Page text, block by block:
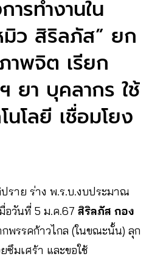
รทำงานใน
ว สิริลภัส” ยก
าพจิต เรียก
ยา บุคลากร ใช้
นโลยี เชื่อมโยง
ราย ร่าง พ.ร.บ.งบประมาณ
อวันที่ 5 ม.ค.67 สิริลภัส กอง
พรรคก้าวไกล (ในขณะนั้น) ลุก
ซึมเศร้า และขอใช้